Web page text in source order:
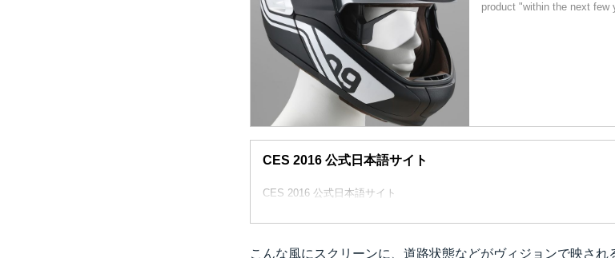
product "within the next
CES 2016 公式日本語サイト
CES 2016 公式日本語サイト
こんな風にスクリーンに、道路状態などがヴィジョンで映され